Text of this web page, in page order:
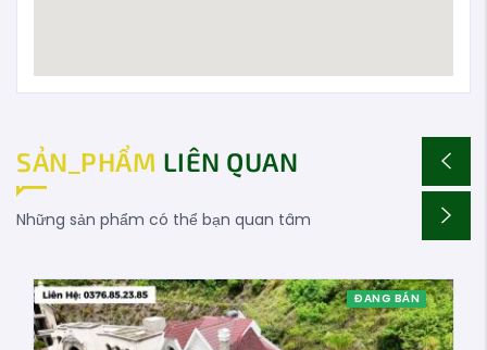
SẢN_PHẨM LIÊN QUAN
Những sản phẩm có thể bạn quan tâm
ĐANG BÁN